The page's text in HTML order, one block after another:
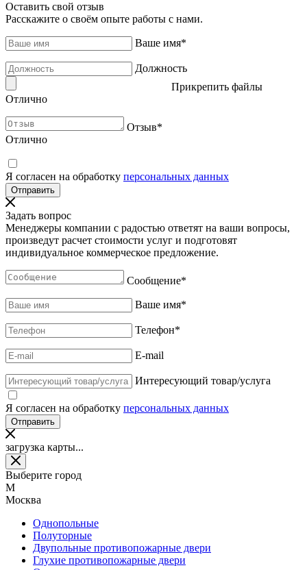
Оставить свой отзыв
Расскажите о своём опыте работы с нами.
Ваше имя*
Должность
Прикрепить файлы
Отлично
Отзыв*
Отлично
Я согласен на обработку персональных данных
Задать вопрос
Менеджеры компании с радостью ответят на ваши вопросы,
произведут расчет стоимости услуг и подготовят
индивидуальное коммерческое предложение.
Сообщение*
Ваше имя*
Телефон*
E-mail
Интересующий товар/услуга
Я согласен на обработку персональных данных
загрузка карты...
Выберите город
М
Москва
Однопольные
Полуторные
Двупольные противопожарные двери
Глухие противопожарные двери